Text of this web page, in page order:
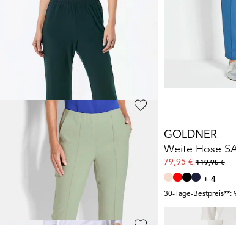
GOLDNER
7/8-Bengalinhose
LOUISA
+ 11
Bermuda-
30-Tage-Bestpreis**:
GOLDNER
Bengalinhose
79,95 €
30-Tage-Bestpreis**: 69,95 € (-14%)
GOLDNER
79,95 €119,95 €
+ 4
30-Tage-Bestpreis**: